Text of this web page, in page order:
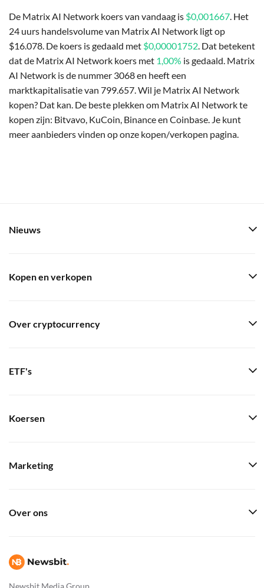
De Matrix AI Network koers van vandaag is $0,001667. Het
24 uurs handelsvolume van Matrix AI Network ligt op
$16.078. De koers is gedaald met $0,00001752. Dat betekent
dat de Matrix AI Network koers met 1,00% is gedaald. Matrix
AI Network is de nummer 3068 en heeft een
marktkapitalisatie van 799.657. Wil je Matrix AI Network
kopen? Dat kan. De beste plekken om Matrix AI Network te
kopen zijn: Bitvavo, KuCoin, Binance en Coinbase. Je kunt
meer aanbieders vinden op onze kopen/verkopen pagina.
Newsbit Media Group
Nieuws
Kopen en verkopen
Over cryptocurrency
ETF's
Koersen
Marketing
Over ons